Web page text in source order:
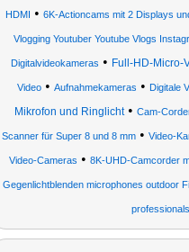
HDMI • 6K-Actioncams mit 2 Displays
Vlogging Youtuber Youtube Vlogs
Digitalvideokameras • Full-HD-Micro-
Video• Aufnahmekameras • Digitale
Mikrofon und Ringlicht• Cam-
Scanner für Super 8 und 8 mm• Video-
Video-Cameras • 8K-UHD-Camcorder
Gegenlichtblenden microphones outdoor